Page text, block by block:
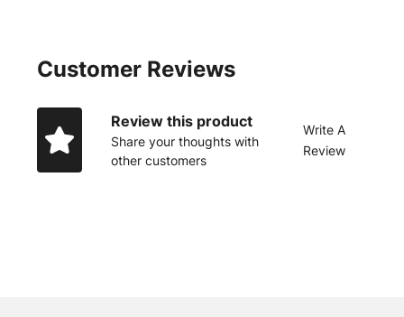
Customer Reviews
Review this product
Share your thoughts with
other customers
Write A
Review